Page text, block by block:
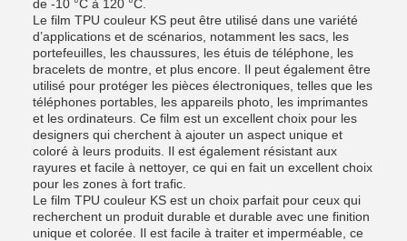
de -10 °C à 120 °C.
Le film TPU couleur KS peut être utilisé dans une variété
d’applications et de scénarios, notamment les sacs, les
portefeuilles, les chaussures, les étuis de téléphone, les
bracelets de montre, et plus encore. Il peut également être
utilisé pour protéger les pièces électroniques, telles que les
téléphones portables, les appareils photo, les imprimantes
et les ordinateurs. Ce film est un excellent choix pour les
designers qui cherchent à ajouter un aspect unique et
coloré à leurs produits. Il est également résistant aux
rayures et facile à nettoyer, ce qui en fait un excellent choix
pour les zones à fort trafic.
Le film TPU couleur KS est un choix parfait pour ceux qui
recherchent un produit durable et durable avec une finition
unique et colorée. Il est facile à traiter et imperméable, ce